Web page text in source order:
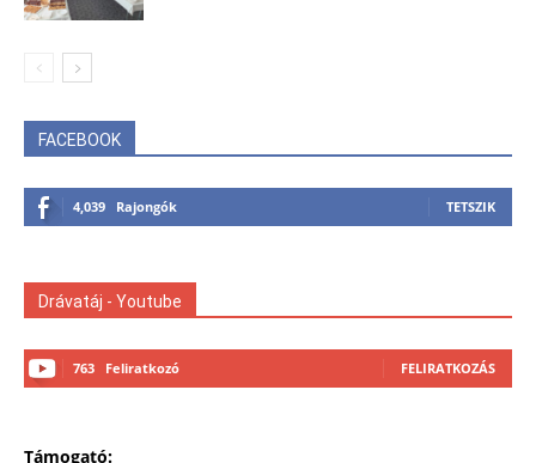
FACEBOOK
4,039 Rajongók TETSZIK
Drávatáj - Youtube
763 Feliratkozó FELIRATKOZÁS
Támogató: